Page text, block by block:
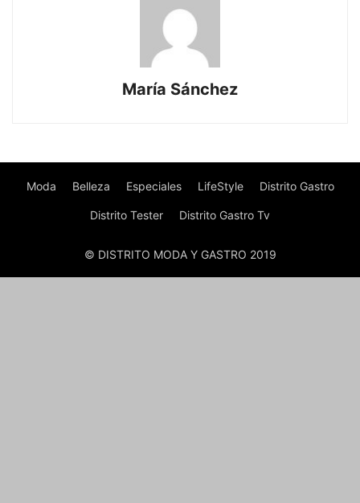
María Sánchez
Moda Belleza Especiales LifeStyle Distrito Gastro
Distrito Tester Distrito Gastro Tv
© DISTRITO MODA Y GASTRO 2019